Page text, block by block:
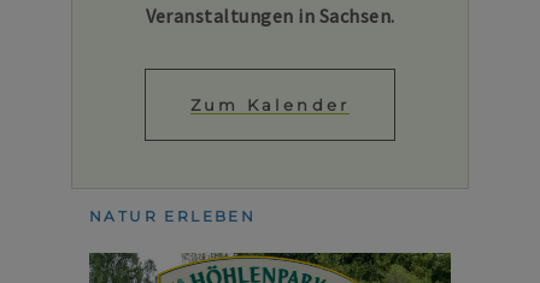
Veranstaltungen in Sachsen.
Zum Kalender
NATUR ERLEBEN